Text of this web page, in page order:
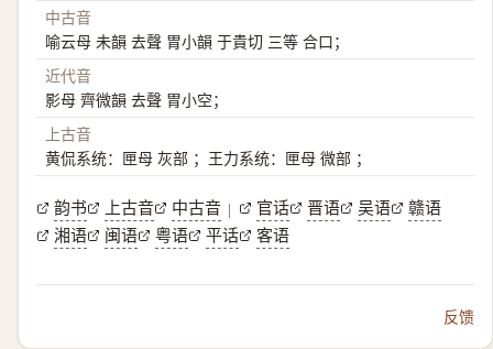
中古音
喻云母 未韻 去聲 胃小韻 于貴切 三等 合口；
近代音
影母 齊微韻 去聲 胃小空；
上古音
黄侃系统：匣母 灰部 ；王力系统：匣母 微部 ；
韵书 上古音 中古音 | 官话 晋语 吴语
赣语
湘语
闽语 粤语 平话 客语
反馈